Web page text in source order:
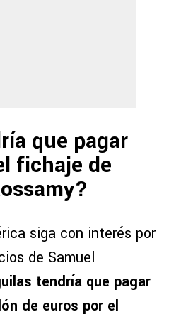
que pagar
fichaje de
siga con interés por
de Samuel
tendría que pagar
de euros por el